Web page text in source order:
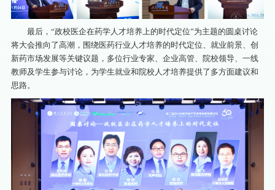
最后，“政校医企在药学人才培养上的时代定位”为主题的圆桌讨论
将大会推向了高潮，围绕医药行业人才培养的时代定位、就业前景、创
新药市场发展等关键议题，多位行业专家、企业高管、院校领导、一线
教师及学生参与讨论，为学生就业和院校人才培养提供了多方面建议和
思路。